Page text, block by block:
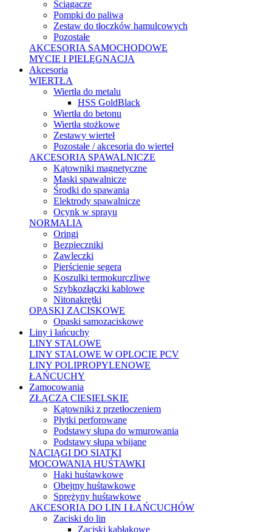
Ściągacze
Pompki do paliwa
Zestaw do tłoczków hamulcowych
Pozostałe
AKCESORIA SAMOCHODOWE
MYCIE I PIELĘGNACJA
Akcesoria
WIERTŁA
Wiertła do metalu
HSS GoldBlack
Wiertła do betonu
Wiertła stożkowe
Zestawy wierteł
Pozostałe / akcesoria do wierteł
AKCESORIA SPAWALNICZE
Kątowniki magnetyczne
Maski spawalnicze
Środki do spawania
Elektrody spawalnicze
Ocynk w sprayu
NORMALIA
Oringi
Bezpieczniki
Zawleczki
Pierścienie segera
Koszulki termokurczliwe
Szybkozłączki kablowe
Nitonakrętki
OPASKI ZACISKOWE
Opaski samozaciskowe
Liny i łańcuchy
LINY STALOWE
LINY STALOWE W OPLOCIE PCV
LINY POLIPROPYLENOWE
ŁAŃCUCHY
Zamocowania
ZŁĄCZA CIESIELSKIE
Kątowniki z przetłoczeniem
Płytki perforowane
Podstawy słupa do wmurowania
Podstawy słupa wbijane
NACIĄGI DO SIATKI
MOCOWANIA HUŚTAWKI
Haki huśtawkowe
Obejmy huśtawkowe
Sprężyny huśtawkowe
AKCESORIA DO LIN I ŁAŃCUCHÓW
Zaciski do lin
Zaciski kabłąkowe